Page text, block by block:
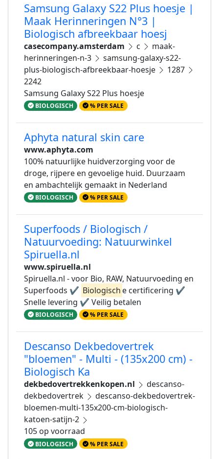
Samsung Galaxy S22 Plus hoesje |
Maak Herinneringen N°3 |
Biologisch afbreekbaar hoesj
casecompany.amsterdam c
maak-
herinneringen-n-3
samsung-galaxy-s22-
plus-biologisch-afbreekbaar-hoesje
1287
2242
Samsung Galaxy S22 Plus hoesje
BIOLOGISCH % PER SALE
Aphyta natural skin care
www.aphyta.com
100% natuurlijke huidverzorging voor de
droge, rijpere en gevoelige huid. Duurzaam
en ambachtelijk gemaakt in Nederland
BIOLOGISCH % PER SALE
Superfoods / Biologisch /
Natuurvoeding: Natuurwinkel
Spiruella.nl
www.spiruella.nl
Spiruella.nl - voor Bio, RAW, Natuurvoeding en
Superfoods ✔ Biologisch e certificering ✔
Snelle levering ✔ Veilig betalen
BIOLOGISCH % PER SALE
Descanso Dekbedovertrek
"bloemen" - Multi - (135x200 cm) -
Biologisch Ka
dekbedovertrekkenkopen.nl
descanso-
dekbedovertrek
descanso-dekbedovertrek-
bloemen-multi-135x200-cm-biologisch-
katoen-satijn-2
105 op voorraad
BIOLOGISCH % PER SALE